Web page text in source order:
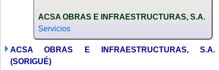
ACSA OBRAS E INFRAESTRUCTURAS, S.A.
Servicios
ACSA OBRAS E INFRAESTRUCTURAS, S.A.
(SORIGUÉ)